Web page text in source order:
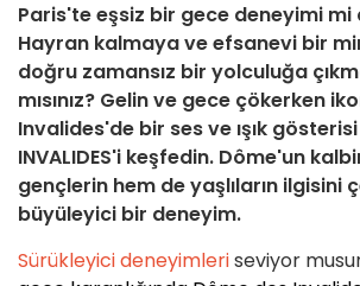
Paris'te eşsiz bir gece deneyimi mi
Hayran kalmaya ve efsanevi bir
doğru zamansız bir yolculuğa
mısınız? Gelin ve gece çökerken
Invalides'de bir ses ve ışık
INVALIDES'i keşfedin. Dôme'un
gençlerin hem de yaşlıların ilgisini
büyüleyici bir deneyim.
Sürükleyici deneyimleriseviyor